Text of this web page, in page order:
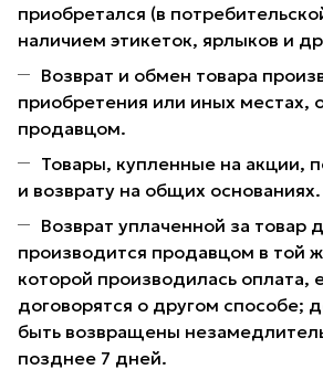
приобретался (в
наличием этикеток, ярлыков и
Возврат и обмен товара
приобретения или иных местах,
продавцом.
Товары, купленные на акции,
и возврату на общих основаниях.
Возврат уплаченной за
производится продавцом в той
которой производилась оплата,
договорятся о другом способе;
быть возвращены
позднее 7 дней.